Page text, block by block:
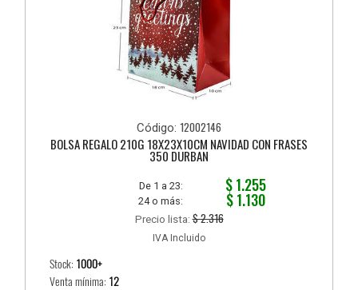
Código: 12002146
BOLSA REGALO 210G 18X23X10CM NAVIDAD CON FRASES
350 DURBAN
De 1 a 23: $ 1.255
24 o más: $ 1.130
Precio lista:$ 2.316
IVA Incluido
Stock: 1000+
Venta mínima: 12